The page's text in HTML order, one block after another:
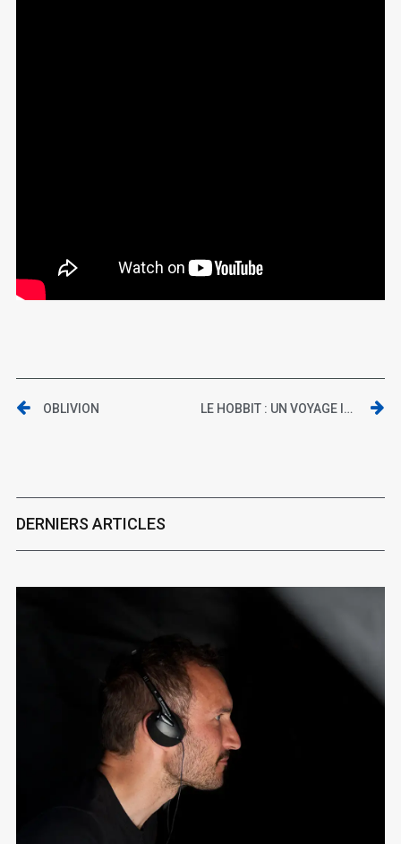
OBLIVION LE HOBBIT : UN VOYAGE INATTENDU (BLU RAY/ WARNER BROS)
DERNIERS ARTICLES